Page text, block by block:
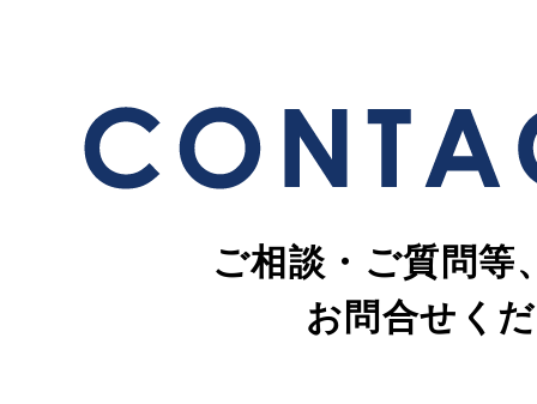
ご相談・ご質問等
お問合せく